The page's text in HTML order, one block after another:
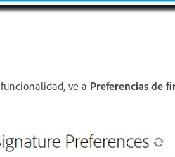
ve a Preferencias de